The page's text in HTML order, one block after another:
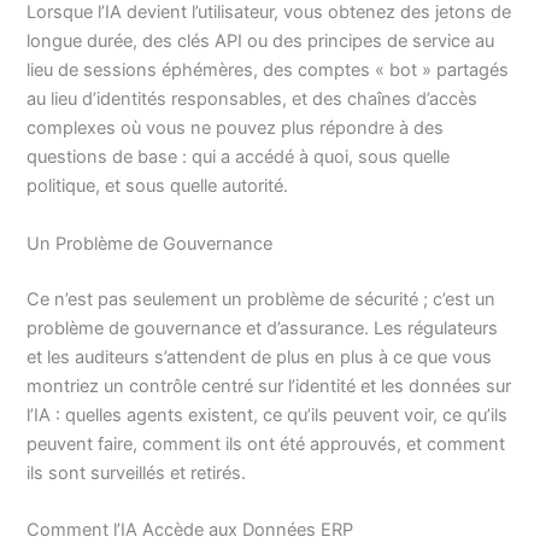
Lorsque l’IA devient l’utilisateur, vous obtenez des jetons de
longue durée, des clés API ou des principes de service au
lieu de sessions éphémères, des comptes « bot » partagés
au lieu d’identités responsables, et des chaînes d’accès
complexes où vous ne pouvez plus répondre à des
questions de base : qui a accédé à quoi, sous quelle
politique, et sous quelle autorité.
Un Problème de Gouvernance
Ce n’est pas seulement un problème de sécurité ; c’est un
problème de gouvernance et d’assurance. Les régulateurs
et les auditeurs s’attendent de plus en plus à ce que vous
montriez un contrôle centré sur l’identité et les données sur
l’IA : quelles agents existent, ce qu’ils peuvent voir, ce qu’ils
peuvent faire, comment ils ont été approuvés, et comment
ils sont surveillés et retirés.
Comment l’IA Accède aux Données ERP